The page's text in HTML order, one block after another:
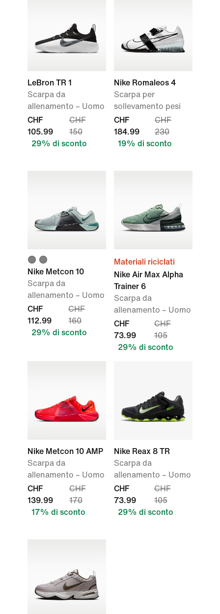
LeBron TR 1
Scarpa da
allenamento – Uomo
CHF
105.99
CHF
150
29% di sconto
Nike Romaleos 4
Scarpa per
sollevamento pesi
CHF
184.99
CHF
230
19% di sconto
Nike Metcon 10
Scarpa da
allenamento – Uomo
CHF
112.99
CHF
160
29% di sconto
Materiali riciclati
Nike Air Max Alpha
Trainer 6
Scarpa da
allenamento – Uomo
CHF
73.99
CHF
105
29% di sconto
Nike Metcon 10 AMP
Scarpa da
allenamento – Uomo
CHF
139.99
CHF
170
17% di sconto
Nike Reax 8 TR
Scarpa da
allenamento – Uomo
CHF
73.99
CHF
105
29% di sconto